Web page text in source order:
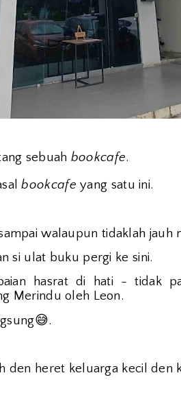
sebuah bookcafe.
bookcafe yang satu ini.
walaupun tidaklah jauh
si ulat buku pergi ke sini.
hasrat di hati - tidak
Merindu oleh Leon.
😅.
den heret keluarga kecil den